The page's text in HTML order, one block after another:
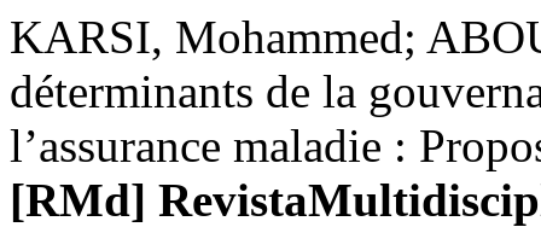
KARSI, Mohammed;
déterminants de la
l’assurance maladie :
[RMd]